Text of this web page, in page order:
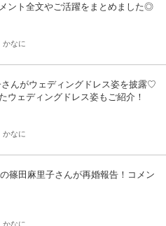
ント全文やご活躍をまとめました◎
かなに
んがウェディングドレス姿を披露♡
ウェディングドレス姿もご紹介！
かなに
篠田麻里子さんが再婚報告！コメン
かなに